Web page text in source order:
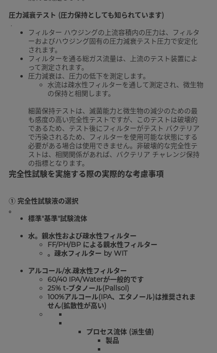
圧力減衰テスト (圧力保持としても知られています)
.
フィルター ハウジングの上流容積内の圧力は、フィルタ
ーおよびハウジング固有の圧力減衰テスト圧力で安定化
されます。
フィルターを通る総ガス流量は、上流のテスト装置によ
って測定されます。
圧力減衰は、圧力の低下を測定します。
水流は疎水性フィルターを通して測定され、微生物
の保持と相関します。
細菌保持テストは、滅菌能力と微生物の減少のための最
も感度の高い完全性テストですが、このテストは破壊的
であるため、テスト後にフィルターがテスト バクテリア
で汚染されるため、フィルターを使用可能な状態にする
必要がある場合は使用できません。非破壊的な完全性テ
ストは、相関関係があれば、バクテリア チャレンジ保持
の指標となります。
完全性試験を実施する際の実際的な考慮事項
①完全性試験液の選択
。
標準"基準"試験流体
水。親水性および疎水性フィルター
FF/PH/BP による親水性フィルター
。疎水フィルター by WIT
アルコール/水.疎水性フィルター
60/40 IPA/Waterが一般的です
25% t-ブタノール(Pallsol)
100%アルコール(IPA、エタノール)は推奨されま
せん(拡散性が高い)
プロセス流体 (派生値)
製品